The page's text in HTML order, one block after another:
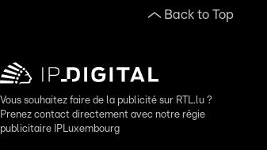
Back to Top
Vous souhaitez faire de la publicité sur RTL.lu ?
Prenez contact directement avec notre régie
publicitaire IPLuxembourg